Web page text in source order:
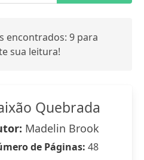
encontrados: 9 para
sua leitura!
Quebrada
Madelin Brook
de Páginas: 48